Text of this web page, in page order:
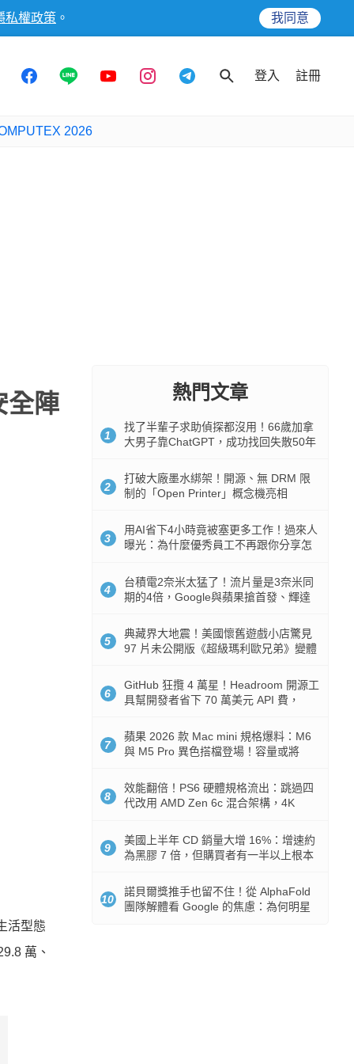
私權政策 。 我同意
登入 註冊
2026
全陣
活型態
萬、
熱門文章
1
找了半輩子求助偵探都沒用！66歲加拿
大男子靠ChatGPT，成功找回失散50年
2
打破大廠墨水綁架！開源、無 DRM 限
制的「Open Printer」概念機亮相
3
用AI省下4小時竟被塞更多工作！過來人
曝光：為什麼優秀員工不再跟你分享怎
4
台積電2奈米太猛了！流片量是3奈米同
期的4倍，Google與蘋果搶首發、輝達
5
典藏界大地震！美國懷舊遊戲小店驚見
97 片未公開版《超級瑪利歐兄弟》變體
6
GitHub 狂攬 4 萬星！Headroom 開源工
具幫開發者省下 70 萬美元 API 費，
7
蘋果 2026 款 Mac mini 規格爆料：M6
與 M5 Pro 異色搭檔登場！容量或將
8
效能翻倍！PS6 硬體規格流出：跳過四
代改用 AMD Zen 6c 混合架構，4K
9
美國上半年 CD 銷量大增 16%：增速約
為黑膠 7 倍，但購買者有一半以上根本
10
諾貝爾獎推手也留不住！從 AlphaFold
團隊解體看 Google 的焦慮：為何明星